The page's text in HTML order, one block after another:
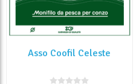
Asso Coofil Celeste